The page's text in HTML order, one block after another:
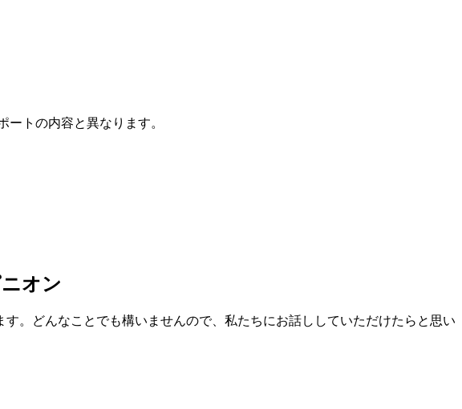
トの内容と異なります。
オン
。どんなことでも構いませんので、私たちにお話ししていただけたらと思い